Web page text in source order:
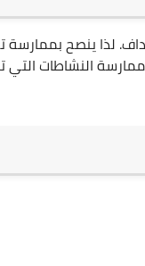
لذا ينصح بممارسة
النشاطات